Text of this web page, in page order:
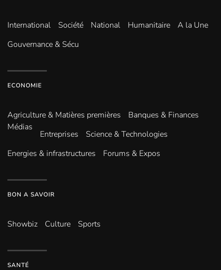
International Société National Humanitaire
A la Une
Gouvernance & Sécu
ECONOMIE
Agriculture & Matières premières
Banques & Finances
Médias
Entreprises
Science & Technologies
Energies & infrastructures
Forums & Expos
BON A SAVOIR
Showbiz Culture Sports
SANTÉ